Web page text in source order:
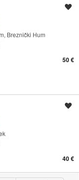
Breznički Hum
50 €
40 €